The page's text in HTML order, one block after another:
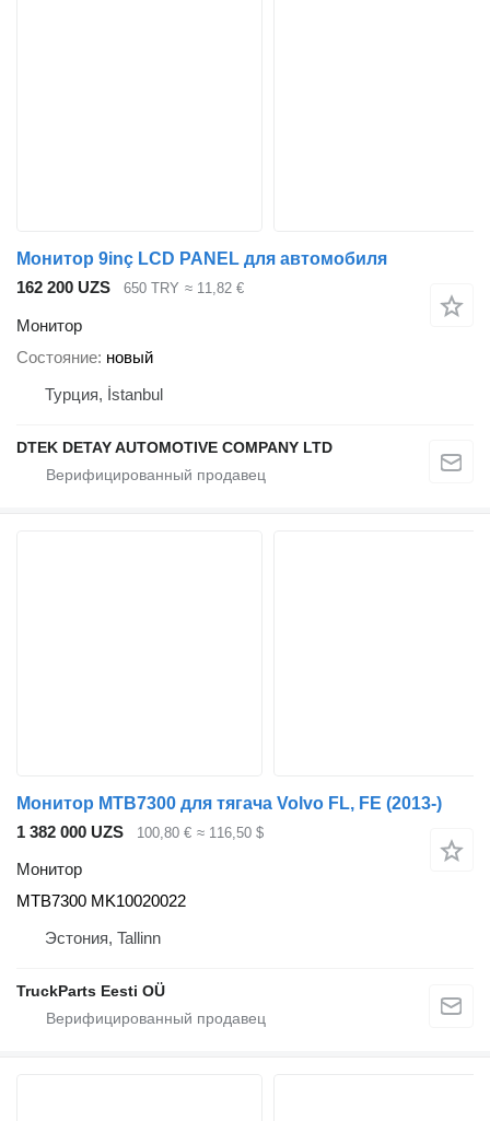
Монитор 9inç LCD PANEL для автомобиля
162 200 UZS
650 TRY ≈ 11,82 €
Монитор
Состояние новый
Турция, İstanbul
DTEK DETAY AUTOMOTIVE COMPANY LTD
Монитор MTB7300 для тягача Volvo FL, FE (2013-)
1 382 000 UZS
100,80 € ≈ 116,50 $
Монитор
MTB7300 MK10020022
Эстония, Tallinn
TruckParts Eesti OÜ